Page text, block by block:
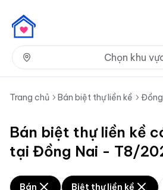
Chọn khu
Trang chủ Bán biệt thự liền kề
Bán biệt thự liền kề
tại Đồng Nai - T8/
Bán Biệt thự liền kề